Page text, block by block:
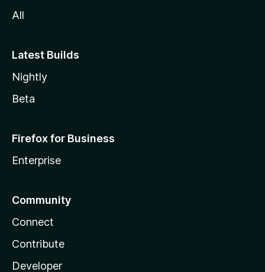
All
Latest Builds
Nightly
Beta
Firefox for Business
Enterprise
Community
Connect
Contribute
Developer